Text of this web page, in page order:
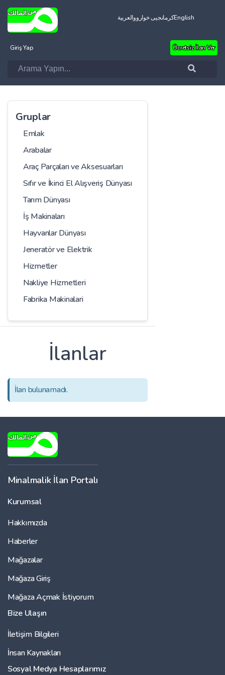
العربيةکرمانجیی خوارووEnglish
Giriş Yap Ücretsiz İlan Ver
Gruplar
Emlak
Arabalar
Araç Parçaları ve Aksesuarları
Sıfır ve İkinci El Alışveriş Dünyası
Tarım Dünyası
İş Makinaları
Hayvanlar Dünyası
Jeneratör ve Elektrik
Hizmetler
Nakliye Hizmetleri
Fabrika Makinalari
İlanlar
İlan bulunamadı.
Minalmalik İlan Portalı
Kurumsal
Hakkımızda
Haberler
Mağazalar
Mağaza Giriş
Mağaza Açmak İstiyorum
Bize Ulaşın
İletişim Bilgileri
İnsan Kaynakları
Sosyal Medya Hesaplarımız